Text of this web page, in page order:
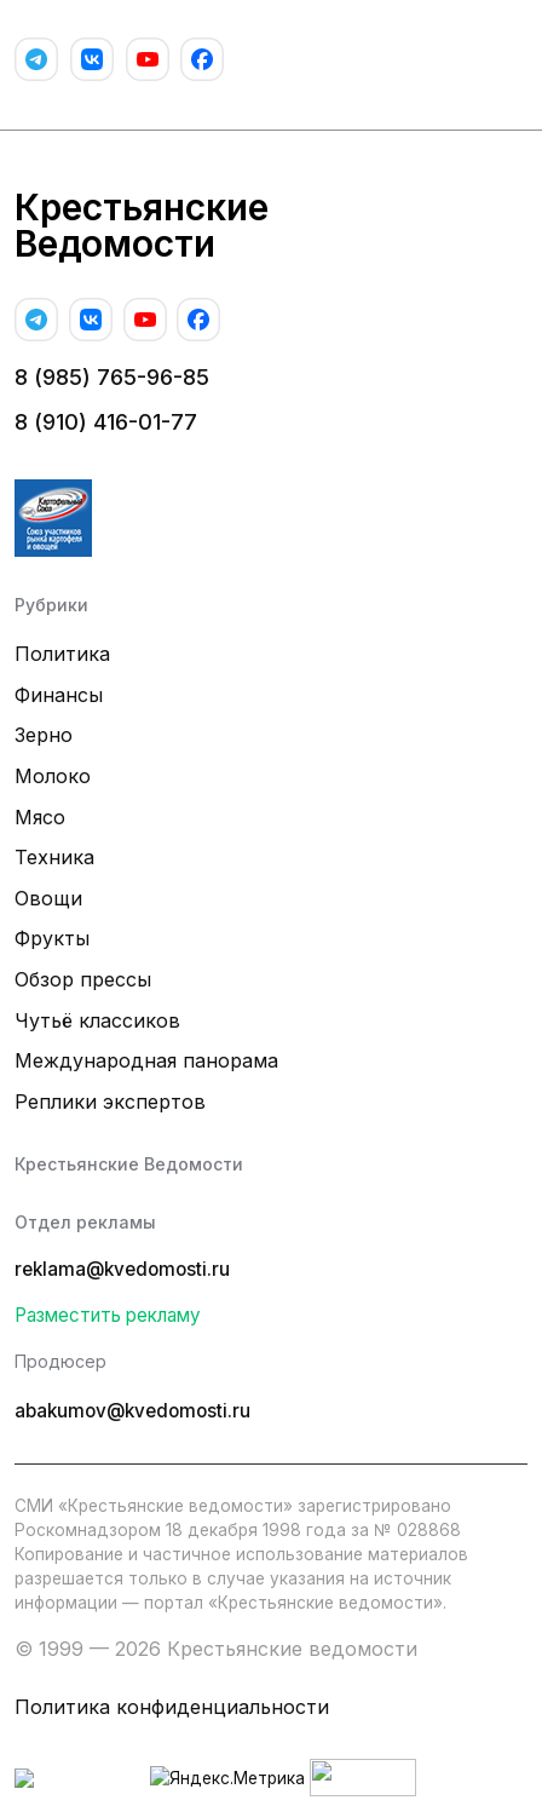
Крестьянские
Ведомости
8 (985) 765-96-85
8 (910) 416-01-77
Рубрики
Политика
Финансы
Зерно
Молоко
Мясо
Техника
Овощи
Фрукты
Обзор прессы
Чутьё классиков
Международная панорама
Реплики экспертов
Крестьянские Ведомости
Отдел рекламы
reklama@kvedomosti.ru
Разместить рекламу
Продюсер
abakumov@kvedomosti.ru
СМИ «Крестьянские ведомости» зарегистрировано
Роскомнадзором 18 декабря 1998 года за № 028868
Копирование и частичное использование материалов
разрешается только в случае указания на источник
информации — портал «Крестьянские ведомости».
© 1999 — 2026 Крестьянские ведомости
Политика конфиденциальности